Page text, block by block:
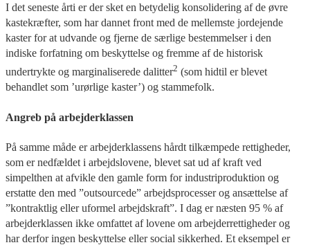
I det seneste årti er der sket en betydelig konsolidering af de øvre
kastekræfter, som har dannet front med de mellemste jordejende
kaster for at udvande og fjerne de særlige bestemmelser i den
indiske forfatning om beskyttelse og fremme af de historisk
undertrykte og marginaliserede dalitter2 (som hidtil er blevet
behandlet som ’urørlige kaster’) og stammefolk.
Angreb på arbejderklassen
På samme måde er arbejderklassens hårdt tilkæmpede rettigheder,
som er nedfældet i arbejdslovene, blevet sat ud af kraft ved
simpelthen at afvikle den gamle form for industriproduktion og
erstatte den med ”outsourcede” arbejdsprocesser og ansættelse af
”kontraktlig eller uformel arbejdskraft”. I dag er næsten 95 % af
arbejderklassen ikke omfattet af lovene om arbejderrettigheder og
har derfor ingen beskyttelse eller social sikkerhed. Et eksempel er